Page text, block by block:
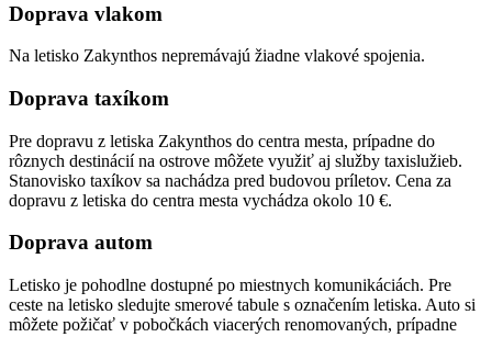
Doprava vlakom
Na letisko Zakynthos nepremávajú žiadne vlakové spojenia.
Doprava taxíkom
Pre dopravu z letiska Zakynthos do centra mesta, prípadne do
rôznych destinácií na ostrove môžete využiť aj služby taxislužieb.
Stanovisko taxíkov sa nachádza pred budovou príletov. Cena za
dopravu z letiska do centra mesta vychádza okolo 10 €.
Doprava autom
Letisko je pohodlne dostupné po miestnych komunikáciách. Pre
ceste na letisko sledujte smerové tabule s označením letiska. Auto si
môžete požičať v pobočkách viacerých renomovaných, prípadne